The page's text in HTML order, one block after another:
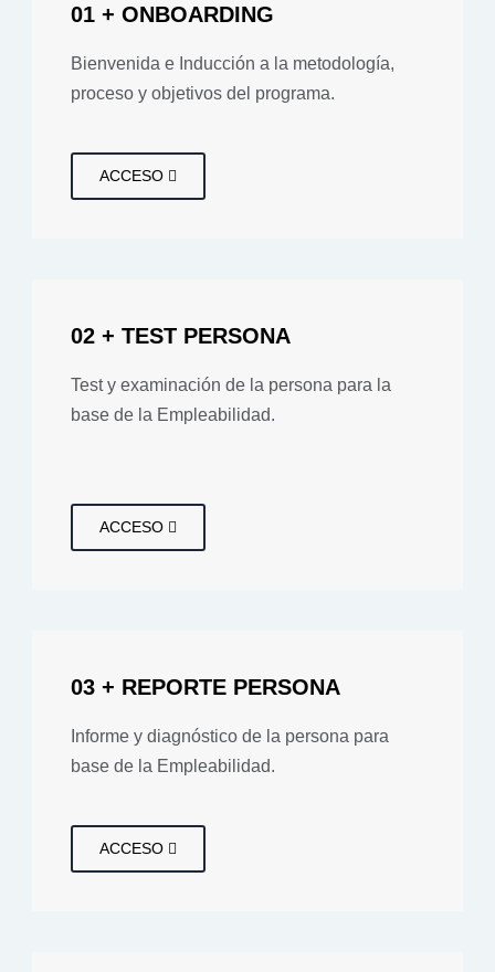
01 + ONBOARDING
Bienvenida e Inducción a la metodología,
proceso y objetivos del programa.
ACCESO
02 + TEST PERSONA
Test y examinación de la persona para la
base de la Empleabilidad.
ACCESO
03 + REPORTE PERSONA
Informe y diagnóstico de la persona para
base de la Empleabilidad.
ACCESO